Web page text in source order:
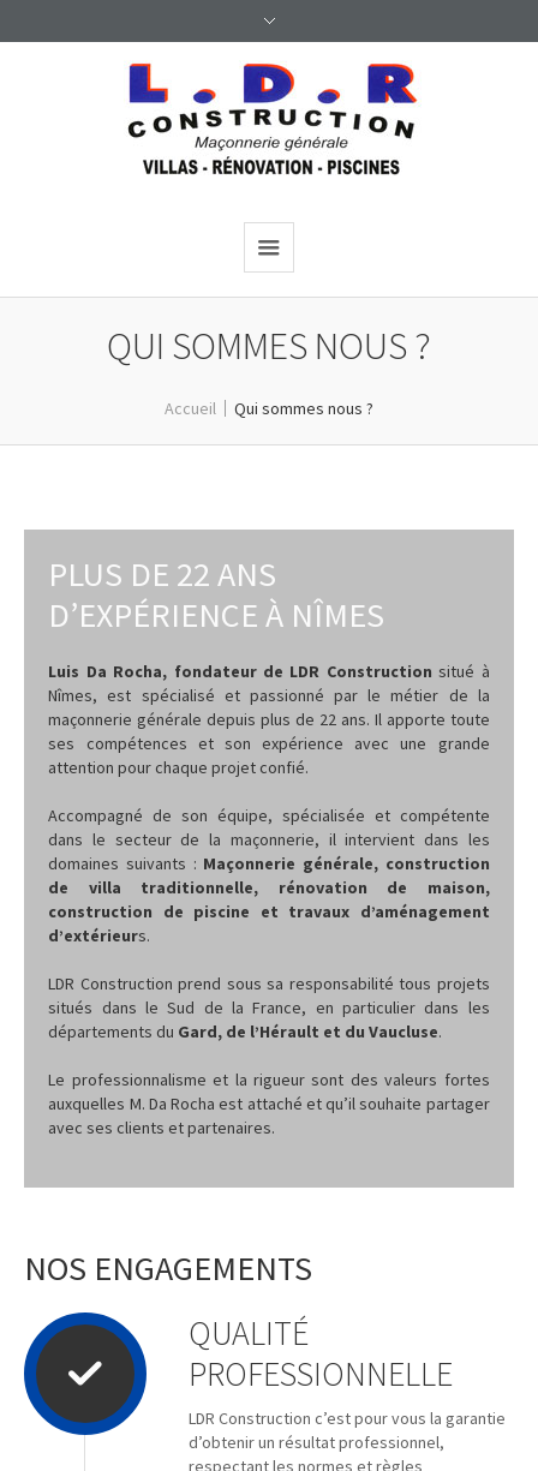
QUI SOMMES NOUS ?
Accueil Qui sommes nous ?
PLUS DE 22 ANS
D’EXPÉRIENCE À NÎMES
Luis Da Rocha, fondateur de LDR Construction situé à
Nîmes, est spécialisé et passionné par le métier de la
maçonnerie générale depuis plus de 22 ans. Il apporte toute
ses compétences et son expérience avec une grande
attention pour chaque projet confié.
Accompagné de son équipe, spécialisée et compétente
dans le secteur de la maçonnerie, il intervient dans les
domaines suivants : Maçonnerie générale, construction
de villa traditionnelle, rénovation de maison,
construction de piscine et travaux d’aménagement
d’extérieurs.
LDR Construction prend sous sa responsabilité tous projets
situés dans le Sud de la France, en particulier dans les
départements du Gard, de l’Hérault et du Vaucluse.
Le professionnalisme et la rigueur sont des valeurs fortes
auxquelles M. Da Rocha est attaché et qu’il souhaite partager
avec ses clients et partenaires.
NOS ENGAGEMENTS
QUALITÉ
PROFESSIONNELLE
LDR Construction c’est pour vous la garantie
d’obtenir un résultat professionnel,
respectant les normes et règles